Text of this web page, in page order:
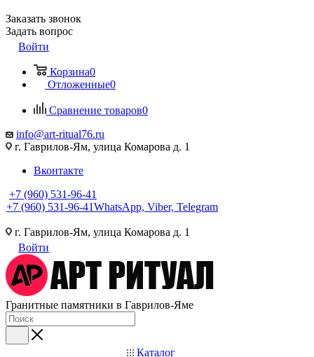
Заказать звонок
Задать вопрос
Войти
Корзина0
Отложенные0
Сравнение товаров0
info@art-ritual76.ru
г. Гаврилов-Ям, улица Комарова д. 1
Вконтакте
+7 (960) 531-96-41
+7 (960) 531-96-41WhatsApp, Viber, Telegram
г. Гаврилов-Ям, улица Комарова д. 1
Войти
Гранитные памятники в Гаврилов-Яме
Каталог